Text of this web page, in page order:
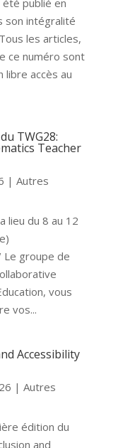
publié en
son intégralité
les articles,
ce numéro sont
libre accès au
TWG28:
Teacher
| Autres
lieu du 8 au 12
groupe de
vous
vos...
Accessibility
| Autres
édition du
and